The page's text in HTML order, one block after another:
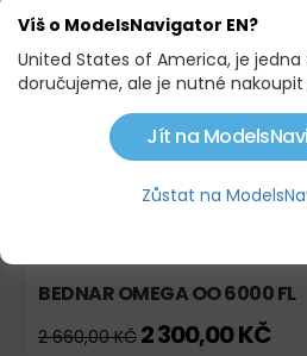
Skladem
BEDNAR OMEGA OO 6000 FL
2 660,00 KČ 2 300,00 KČ
Víš o ModelsNavigator EN?
United States of America, je
doručujeme, ale je nutné nakoupit
Jít na
Zůstat na